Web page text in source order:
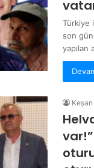
Türkiye
son
yapılan